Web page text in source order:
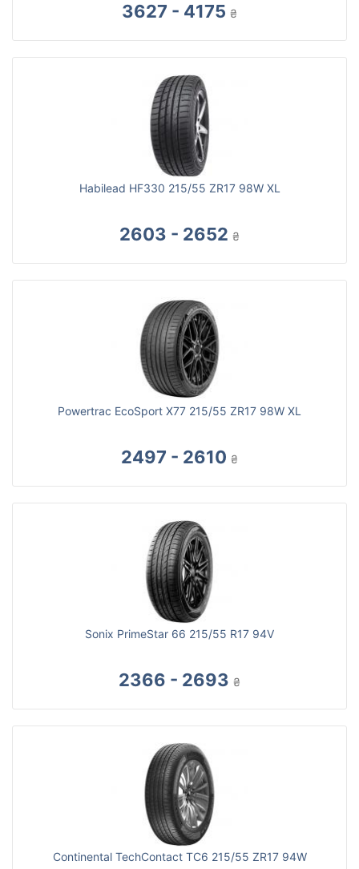
3627 - 4175 ₴
Habilead HF330 215/55 ZR17 98W XL
2603 - 2652 ₴
Powertrac EcoSport X77 215/55 ZR17 98W XL
2497 - 2610 ₴
Sonix PrimeStar 66 215/55 R17 94V
2366 - 2693 ₴
Continental TechContact TC6 215/55 ZR17 94W